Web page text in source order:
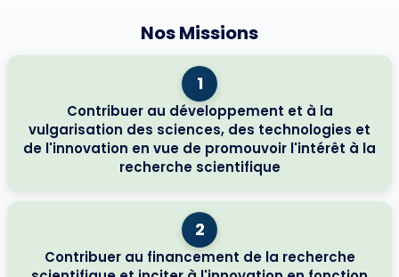
Nos Missions
1
Contribuer au développement et à la
vulgarisation des sciences, des technologies et
de l'innovation en vue de promouvoir l'intérêt à la
recherche scientifique
2
Contribuer au financement de la recherche